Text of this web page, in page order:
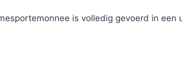
is volledig gevoerd in een